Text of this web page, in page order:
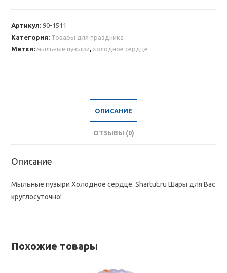
сердце
Артикул:90-1511
Категория: Товары для праздника
Метки: мыльные пузыри,холодное сердце
ОПИСАНИЕ
ОТЗЫВЫ (0)
Описание
Мыльные пузыри Холодное сердце. Shartut.ru Шары для Вас
круглосуточно!
Похожие товары